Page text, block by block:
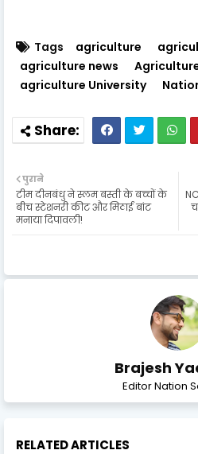
Tags agriculture
agriculture news
agriculture University
पुराने
टीम दीनबंधु ने स्लम बस्ती के बच्चों के
बीच स्टेशनरी कीट और मिठाई बांट
मनाया दिपावली!
Brajesh
Editor Nation
RELATED ARTICLES